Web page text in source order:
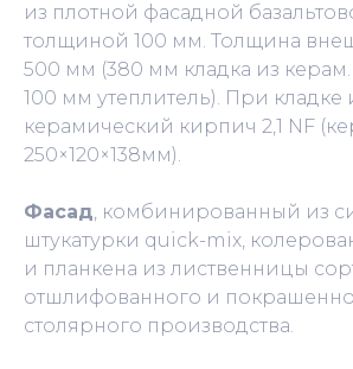
из плотной фасадной
толщиной 100 мм. Толщина
500 мм (380 мм кладка из
100 мм утеплитель). При кладке
керамический кирпич 2,1 NF
250×120×138мм).
Фасад, комбинированный из
штукатурки quiсk-miх,
и планкена из лиственницы
отшлифованного и
столярного производства.